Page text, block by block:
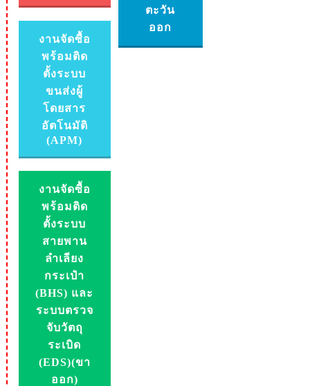
งานจัดซื้อ
พร้อมติด
ตั้งระบบ
ขนส่งผู้
โดยสาร
อัตโนมัติ
(APM)
งานจัดซื้อ
พร้อมติด
ตั้งระบบ
สายพาน
ลำเลียง
กระเป๋า
(BHS) และ
ระบบตรวจ
จับวัตถุ
ระเบิด
(EDS)(ขา
ออก)
ตะวัน
ออก